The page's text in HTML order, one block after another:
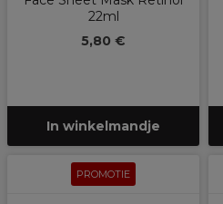
22ml
5,80 €
In winkelmandje
PROMOTIE